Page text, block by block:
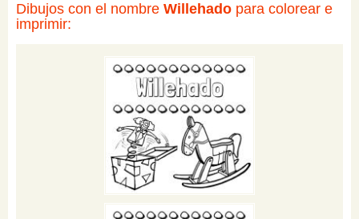
Dibujos con el nombre Willehado para colorear e
imprimir: